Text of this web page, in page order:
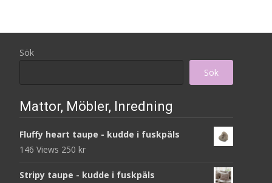
Sök
Sök
Mattor, Möbler, Inredning
Fluffy heart taupe - kudde i fuskpäls
146 Views 250 kr
Stripy taupe - kudde i fuskpäls